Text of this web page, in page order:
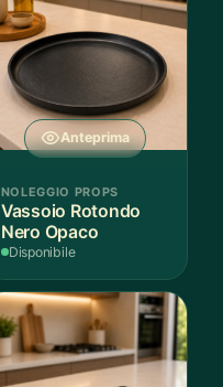
Anteprima
NOLEGGIO PROPS
Vassoio Rotondo
Nero Opaco
Disponibile